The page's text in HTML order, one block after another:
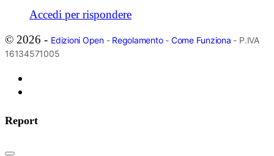
Accedi per rispondere
© 2026 - Edizioni Open- Regolamento- Come Funziona - P.IVA
16134571005
Report